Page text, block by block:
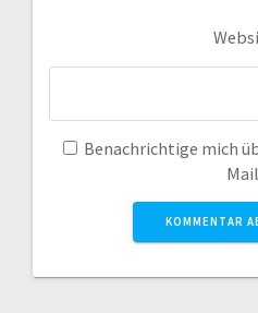
Benachrichtige mich